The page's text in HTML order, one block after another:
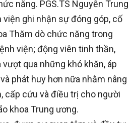
năng. PGS.TS Nguyễn Trung
viện ghi nhận sự đóng góp, cố
Thăm dò chức năng trong
viện; động viên tinh thần,
qua những khó khăn, áp
phát huy hơn nữa nhằm nâng
cấp cứu và điều trị cho người
khoa Trung ương.